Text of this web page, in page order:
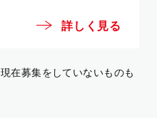
詳しく見る
在募集をしていないものも